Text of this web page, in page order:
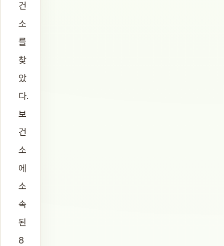
건
소
를
찾
았
다.
보
건
소
에
소
속
된
8